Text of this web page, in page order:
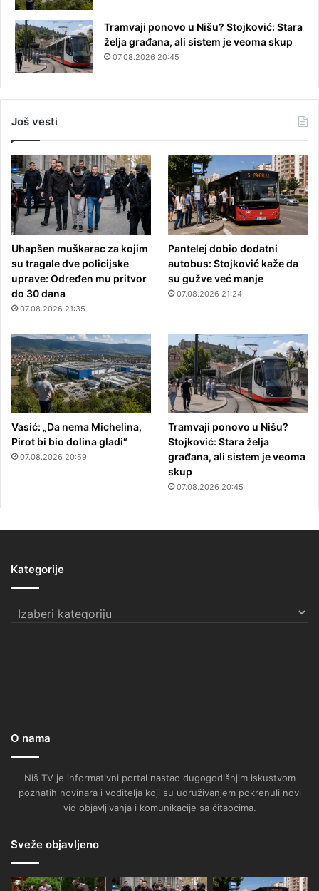
Tramvaji ponovo u Nišu? Stojković: Stara
želja građana, ali sistem je veoma skup
07.08.2026 20:45
Još vesti
Uhapšen muškarac za kojim
su tragale dve policijske
uprave: Određen mu pritvor
do 30 dana
07.08.2026 21:35
Pantelej dobio dodatni
autobus: Stojković kaže da
su gužve već manje
07.08.2026 21:24
Vasić: „Da nema Michelina,
Pirot bi bio dolina gladi“
07.08.2026 20:59
Tramvaji ponovo u Nišu?
Stojković: Stara želja
građana, ali sistem je veoma
skup
07.08.2026 20:45
Kategorije
Kategorije
O nama
Niš TV je informativni portal nastao dugogodišnjim iskustvom
poznatih novinara i voditelja koji su udruživanjem pokrenuli novi
vid objavljivanja i komunikacije sa čitaocima.
Sveže objavljeno